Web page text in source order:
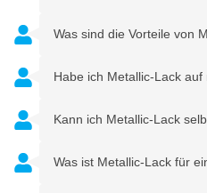
Was sind die Vorteile von
Habe ich Metallic-Lack auf
Kann ich Metallic-Lack
Was ist Metallic-Lack für